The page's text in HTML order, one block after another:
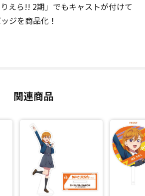
えら!! 2期」でもキャストが付けて
ジを商品化！
関連商品